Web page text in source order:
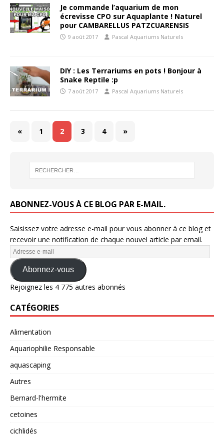
Je commande l’aquarium de mon
écrevisse CPO sur Aquaplante ! Naturel
pour CAMBARELLUS PATZCUARENSIS
9 août 2017 Pascal Aquariums Naturels
DIY : Les Terrariums en pots ! Bonjour à
Snake Reptile :p
7 août 2017 Pascal Aquariums Naturels
« 1 2 3 4 »
ABONNEZ-VOUS À CE BLOG PAR E-MAIL.
Saisissez votre adresse e-mail pour vous abonner à ce blog et
recevoir une notification de chaque nouvel article par email.
Abonnez-vous
Rejoignez les 4 775 autres abonnés
CATÉGORIES
Alimentation
Aquariophilie Responsable
aquascaping
Autres
Bernard-l'hermite
cetoines
cichlidés